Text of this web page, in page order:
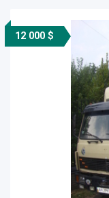
12 000 $